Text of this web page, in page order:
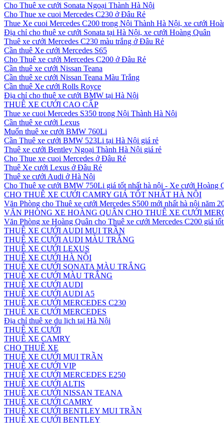
Cho Thuê xe cưới Sonata Ngoại Thành Hà Nội
Cho Thue xe cuoi Mercedes C230 ở Đâu Rẻ
Thue Xe cuoi Mercedes C200 trong Nội Thành Hà Nội, xe cưới
Địa chỉ cho thuê xe cưới Sonata tại Hà Nội, xe cưới Hoàng Quân
Thuê xe cưới Mercedes C230 màu trắng ở Đâu Rẻ
Cần thuê Xe cưới Mercedes S65
Cho Thuê xe cưới Mercedes C200 ở Đâu Rẻ
Cần thuê xe cưới Nissan Teana
Cần thuê xe cưới Nissan Teana Màu Trắng
Cần thuê Xe cưới Rolls Royce
Địa chỉ cho thuê xe cưới BMW tại Hà Nội
THUÊ XE CƯỚI CAO CẤP
Thue xe cuoi Mercedes S350 trong Nội Thành Hà Nội
Cần thuê xe cưới Lexus
Muốn thuê xe cưới BMW 760Li
Cần Thuê xe cưới BMW 523Li tại Hà Nội giá rẻ
Thuê xe cưới Bentley Ngoại Thành Hà Nội giá rẻ
Cho Thue xe cuoi Mercedes ở Đâu Rẻ
Thuê Xe cưới Lexus ở Đâu Rẻ
Thuê xe cưới Audi ở Hà Nội
Cho Thuê xe cưới BMW 750Li giá tốt nhất hà nội - Xe cưới Hoàng
CHO THUÊ XE CƯỚI CAMRY GIÁ TỐT NHẤT HÀ NỘI
Văn Phòng cho Thuê xe cưới Mercedes S500 mới nhất hà nội năm
VĂN PHÒNG XE HOÀNG QUÂN CHO THUÊ XE CƯỚI
Văn Phòng xe Hoàng Quân cho Thuê xe cưới Mercedes C200 giá
THUÊ XE CƯỚI AUDI MUI TRẦN
THUÊ XE CƯỚI AUDI MÀU TRẮNG
THUÊ XE CƯỚI LEXUS
THUÊ XE CƯỚI HÀ NỘI
THUÊ XE CƯỚI SONATA MÀU TRẮNG
THUÊ XE CƯỚI MÀU TRẮNG
THUÊ XE CƯỚI AUDI
THUÊ XE CƯỚI AUDI A5
THUÊ XE CƯỚI MERCEDES C230
THUÊ XE CƯỚI MERCEDES
Địa chỉ thuê xe du lịch tại Hà Nội
THUÊ XE CƯỚI
THUÊ XE CAMRY
CHO THUÊ XE
THUÊ XE CƯỚI MUI TRẦN
THUÊ XE CƯỚI VIP
THUÊ XE CƯỚI MERCEDES E250
THUÊ XE CƯỚI ALTIS
THUÊ XE CƯỚI NISSAN TEANA
THUÊ XE CƯỚI CAMRY
THUÊ XE CƯỚI BENTLEY MUI TRẦN
THUÊ XE CƯỚI BENTLEY